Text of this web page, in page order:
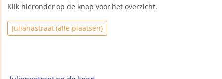
Klik hieronder op de knop voor het overzicht.
Julianastraat (alle plaatsen)